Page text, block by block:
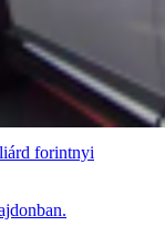
forintnyi